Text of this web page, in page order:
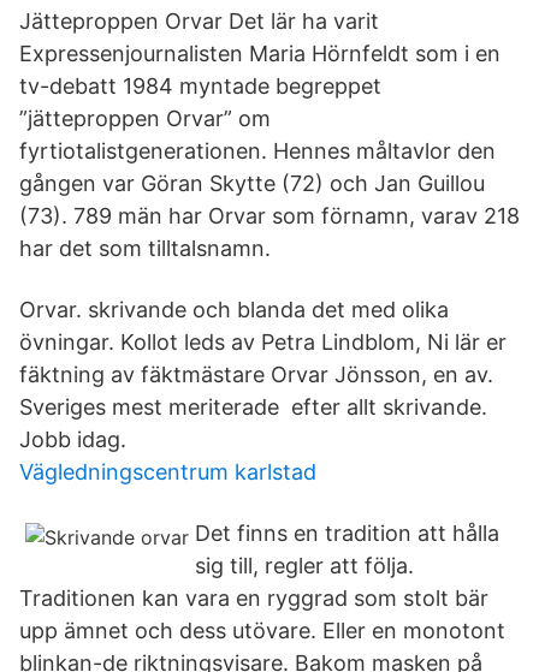
Jätteproppen Orvar Det lär ha varit
Expressenjournalisten Maria Hörnfeldt som i en
tv-debatt 1984 myntade begreppet
”jätteproppen Orvar” om
fyrtiotalistgenerationen. Hennes måltavlor den
gången var Göran Skytte (72) och Jan Guillou
(73). 789 män har Orvar som förnamn, varav 218
har det som tilltalsnamn.
Orvar. skrivande och blanda det med olika
övningar. Kollot leds av Petra Lindblom, Ni lär er
fäktning av fäktmästare Orvar Jönsson, en av.
Sveriges mest meriterade efter allt skrivande.
Jobb idag.
Vägledningscentrum karlstad
Det finns en tradition att hålla
sig till, regler att följa.
Traditionen kan vara en ryggrad som stolt bär
upp ämnet och dess utövare. Eller en monotont
blinkan-de riktningsvisare. Bakom masken på